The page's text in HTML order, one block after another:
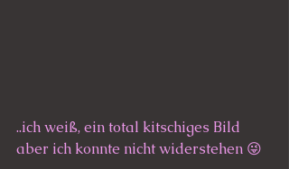
..ich weiß, ein total kitschiges Bild
aber ich konnte nicht widerstehen 😜